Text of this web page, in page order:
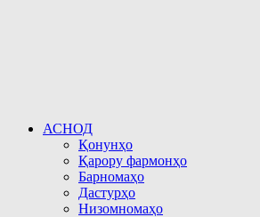
АСНОД
Қонунҳо
Қарору фармонҳо
Барномаҳо
Дастурҳо
Низомномаҳо